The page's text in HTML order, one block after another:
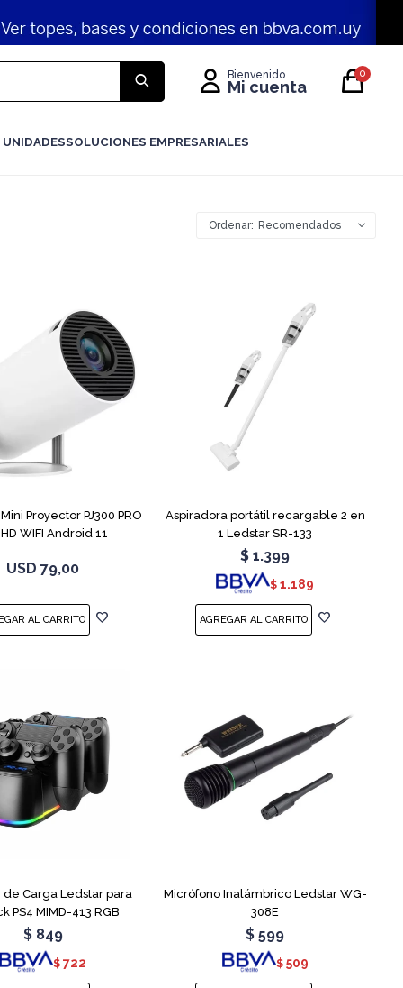
SOLUCIONES EMPRESARIALES
0
Recomendados
Proyector PJ300 PRO
WIFI Android 11
USD 79,00
Aspiradora portátil recargable 2 en
1 Ledstar SR-133
$ 1.399
$ 1.189
de Carga Ledstar para
PS4 MIMD-413 RGB
$ 849
$ 722
Micrófono Inalámbrico Ledstar WG-
308E
$ 599
$ 509